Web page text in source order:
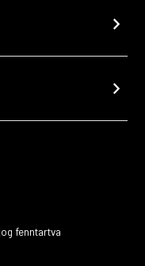
chevron_right
chevron_right
fenntartva